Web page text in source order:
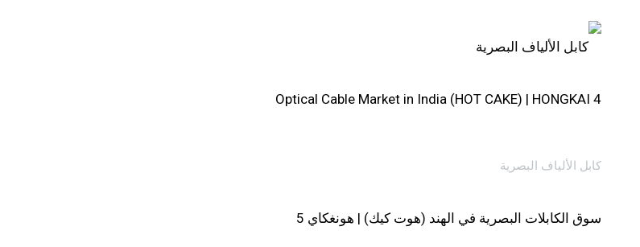
Optical Cable Market in India (HOT CAKE) | HONGKAI 4
كابل الألياف البصرية
سوق الكابلات البصرية في الهند (هوت كيك) | هونغكاي 5